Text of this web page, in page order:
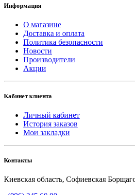
Информация
О магазине
Доставка и оплата
Политика безопасности
Новости
Производители
Акции
Кабинет клиента
Личный кабинет
История заказов
Мои закладки
Контакты
Киевская область, Софиевская